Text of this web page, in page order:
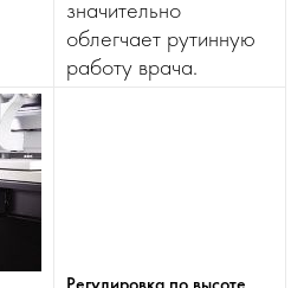
значительно
облегчает рутинную
работу врача.